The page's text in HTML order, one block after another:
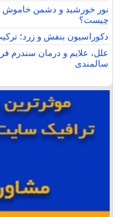
نور خورشید و دشمن
چیست؟
دکوراسیون بنفش و زرد؛
علل، علایم و درمان سندرم
سالمندی